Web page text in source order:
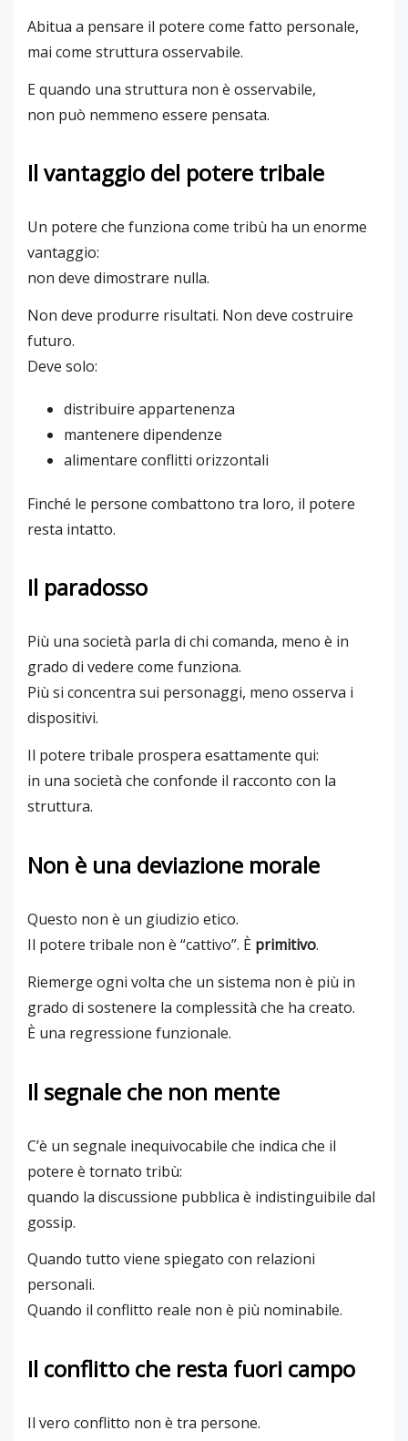
Abitua a pensare il potere come fatto personale,
mai come struttura osservabile.
E quando una struttura non è osservabile,
non può nemmeno essere pensata.
Il vantaggio del potere tribale
Un potere che funziona come tribù ha un enorme
vantaggio:
non deve dimostrare nulla.
Non deve produrre risultati. Non deve costruire
futuro.
Deve solo:
distribuire appartenenza
mantenere dipendenze
alimentare conflitti orizzontali
Finché le persone combattono tra loro, il potere
resta intatto.
Il paradosso
Più una società parla di chi comanda, meno è in
grado di vedere come funziona.
Più si concentra sui personaggi, meno osserva i
dispositivi.
Il potere tribale prospera esattamente qui:
in una società che confonde il racconto con la
struttura.
Non è una deviazione morale
Questo non è un giudizio etico.
Il potere tribale non è “cattivo”. È primitivo.
Riemerge ogni volta che un sistema non è più in
grado di sostenere la complessità che ha creato.
È una regressione funzionale.
Il segnale che non mente
C’è un segnale inequivocabile che indica che il
potere è tornato tribù:
quando la discussione pubblica è indistinguibile dal
gossip.
Quando tutto viene spiegato con relazioni
personali.
Quando il conflitto reale non è più nominabile.
Il conflitto che resta fuori campo
Il vero conflitto non è tra persone.